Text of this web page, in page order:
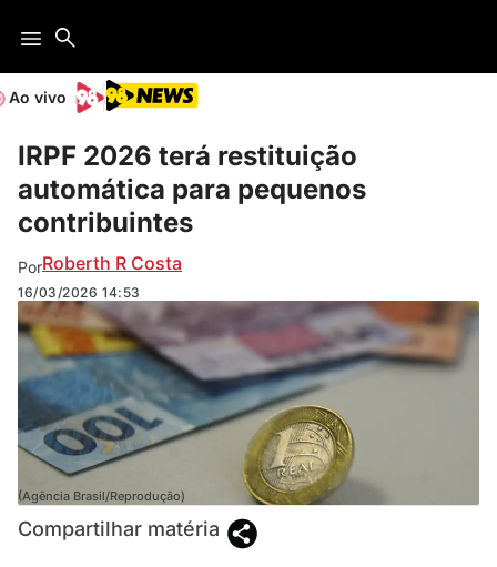
Ao vivo
IRPF 2026 terá restituição
automática para pequenos
contribuintes
PorRoberth R Costa
16/03/2026 14:53
(Agência Brasil/Reprodução)
Compartilhar matéria